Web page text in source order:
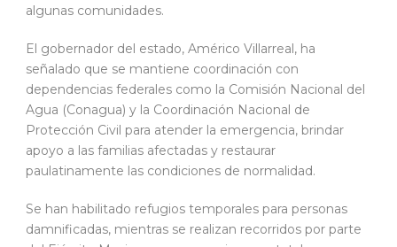
algunas comunidades.
El gobernador del estado, Américo Villarreal, ha
señalado que se mantiene coordinación con
dependencias federales como la Comisión Nacional del
Agua (Conagua) y la Coordinación Nacional de
Protección Civil para atender la emergencia, brindar
apoyo a las familias afectadas y restaurar
paulatinamente las condiciones de normalidad.
Se han habilitado refugios temporales para personas
damnificadas, mientras se realizan recorridos por parte